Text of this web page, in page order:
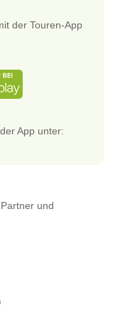
der Touren-App
App unter:
und